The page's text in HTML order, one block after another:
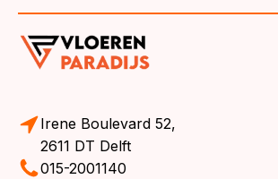
Irene Boulevard 52,
2611 DT Delft
015-2001140